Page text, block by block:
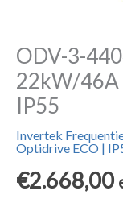
ODV-3-
22kW/46A
IP55
Invertek
Optidrive ECO |
€2.668,00